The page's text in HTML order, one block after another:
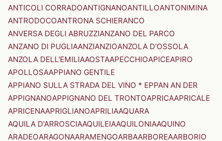
ANTICOLI CORRADOANTIGNANOANTILLOANTONIMINA
ANTRODOCOANTRONA SCHIERANCO
ANVERSA DEGLI ABRUZZIANZANO DEL PARCO
ANZANO DI PUGLIAANZIANZIOANZOLA D'OSSOLA
ANZOLA DELL'EMILIAAOSTAAPECCHIOAPICEAPIRO
APOLLOSAAPPIANO GENTILE
APPIANO SULLA STRADA DEL VINO * EPPAN AN DER
APPIGNANOAPPIGNANO DEL TRONTOAPRICAAPRICALE
APRICENAAPRIGLIANOAPRILIAAQUARA
AQUILA D'ARROSCIAAQUILEIAAQUILONIAAQUINO
ARADEOARAGONAARAMENGOARBAARBOREAARBORIO